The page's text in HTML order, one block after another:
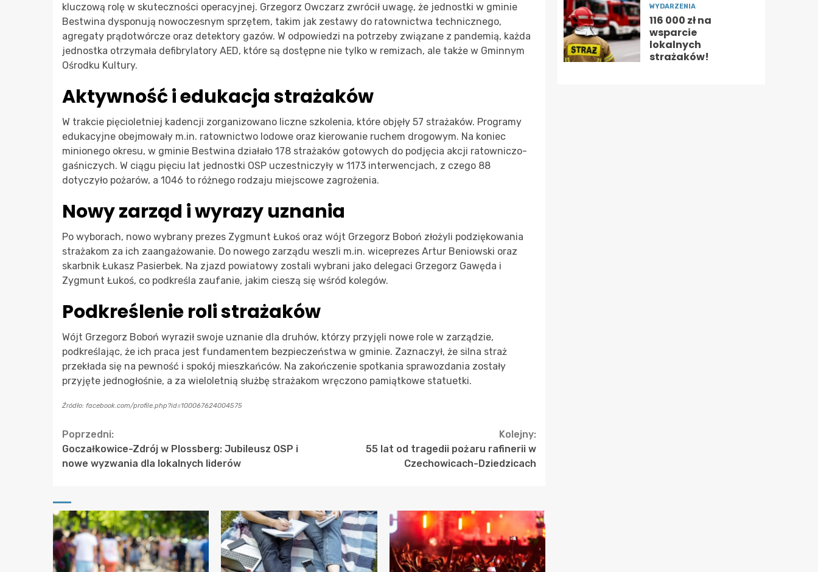
kluczową rolę w skuteczności operacyjnej. Grzegorz Owczarz zwrócił uwagę, że jednostki w gminie
Bestwina dysponują nowoczesnym sprzętem, takim jak zestawy do ratownictwa technicznego,
agregaty prądotwórcze oraz detektory gazów. W odpowiedzi na potrzeby związane z pandemią, każda
jednostka otrzymała defibrylatory AED, które są dostępne nie tylko w remizach, ale także w Gminnym
Ośrodku Kultury.
Aktywność i edukacja strażaków
W trakcie pięcioletniej kadencji zorganizowano liczne szkolenia, które objęły 57 strażaków. Programy
edukacyjne obejmowały m.in. ratownictwo lodowe oraz kierowanie ruchem drogowym. Na koniec
minionego okresu, w gminie Bestwina działało 178 strażaków gotowych do podjęcia akcji ratowniczo-
gaśniczych. W ciągu pięciu lat jednostki OSP uczestniczyły w 1173 interwencjach, z czego 88
dotyczyło pożarów, a 1046 to różnego rodzaju miejscowe zagrożenia.
Nowy zarząd i wyrazy uznania
Po wyborach, nowo wybrany prezes Zygmunt Łukoś oraz wójt Grzegorz Boboń złożyli podziękowania
strażakom za ich zaangażowanie. Do nowego zarządu weszli m.in. wiceprezes Artur Beniowski oraz
skarbnik Łukasz Pasierbek. Na zjazd powiatowy zostali wybrani jako delegaci Grzegorz Gawęda i
Zygmunt Łukoś, co podkreśla zaufanie, jakim cieszą się wśród kolegów.
Podkreślenie roli strażaków
Wójt Grzegorz Boboń wyraził swoje uznanie dla druhów, którzy przyjęli nowe role w zarządzie,
podkreślając, że ich praca jest fundamentem bezpieczeństwa w gminie. Zaznaczył, że silna straż
przekłada się na pewność i spokój mieszkańców. Na zakończenie spotkania sprawozdania zostały
przyjęte jednogłośnie, a za wieloletnią służbę strażakom wręczono pamiątkowe statuetki.
Źródło: facebook.com/profile.php?id=100067624004575
Continue
Reading
Poprzedni:
Goczałkowice-Zdrój w Plossberg: Jubileusz OSP i
nowe wyzwania dla lokalnych liderów
Kolejny:
55 lat od tragedii pożaru rafinerii w
Czechowicach-Dziedzicach
WYDARZENIA
116 000 zł na
wsparcie
lokalnych
strażaków!